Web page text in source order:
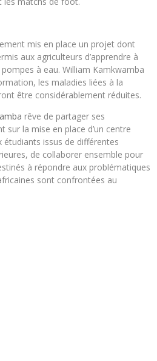
mis en place un projet dont
aux agriculteurs d’apprendre à
à eau. William Kamkwamba
les maladies liées à la
être considérablement réduites.
rêve de partager ses
sur la mise en place d’un centre
étudiants issus de différentes
de collaborer ensemble pour
à répondre aux problématiques
sont confrontées au